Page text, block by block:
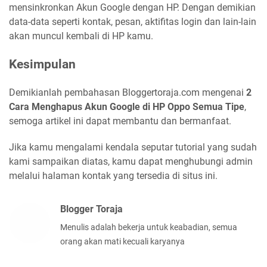
mensinkronkan Akun Google dengan HP. Dengan demikian
data-data seperti kontak, pesan, aktifitas login dan lain-lain
akan muncul kembali di HP kamu.
Kesimpulan
Demikianlah pembahasan Bloggertoraja.com mengenai 2
Cara Menghapus Akun Google di HP Oppo Semua Tipe,
semoga artikel ini dapat membantu dan bermanfaat.
Jika kamu mengalami kendala seputar tutorial yang sudah
kami sampaikan diatas, kamu dapat menghubungi admin
melalui halaman kontak yang tersedia di situs ini.
Blogger Toraja
Menulis adalah bekerja untuk keabadian, semua
orang akan mati kecuali karyanya